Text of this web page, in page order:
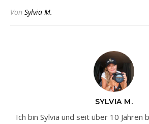
Von Sylvia M.
SYLVIA M.
Ich bin Sylvia und seit über 10 Jahren